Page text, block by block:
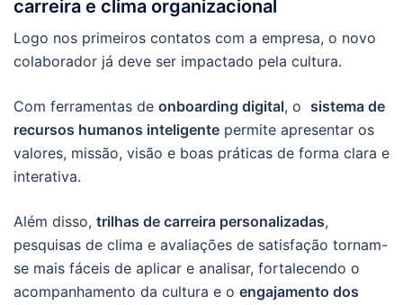
carreira e clima organizacional
Logo nos primeiros contatos com a empresa, o novo
colaborador já deve ser impactado pela cultura.
Com ferramentas de onboarding digital, o sistema de
recursos humanos inteligente permite apresentar os
valores, missão, visão e boas práticas de forma clara e
interativa.
Além disso, trilhas de carreira personalizadas,
pesquisas de clima e avaliações de satisfação tornam-
se mais fáceis de aplicar e analisar, fortalecendo o
acompanhamento da cultura e o engajamento dos